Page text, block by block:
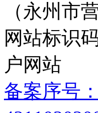
（永州市
网站标识
户网站
备案序号